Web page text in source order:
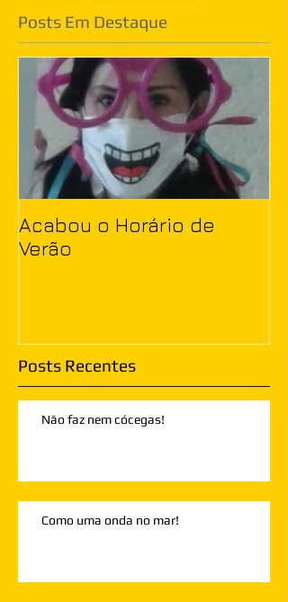
Posts Em Destaque
Acabou o Horário de
Verão
Posts Recentes
Não faz nem cócegas!
Como uma onda no mar!